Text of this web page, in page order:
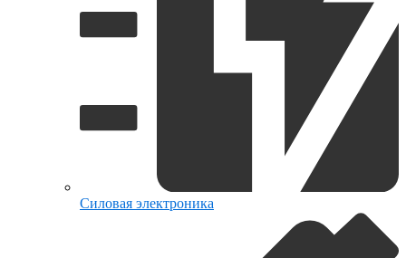
Силовая электроника